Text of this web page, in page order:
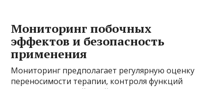
Мониторинг побочных
эффектов и безопасность
применения
Мониторинг предполагает регулярную оценку
переносимости терапии, контроля функций